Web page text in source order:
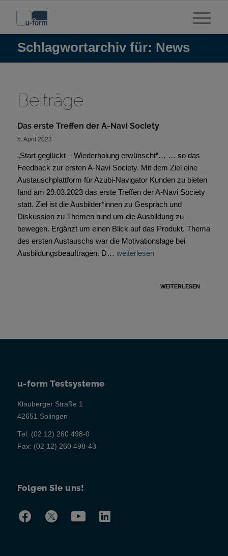
Schlagwortarchiv für: News
Beiträge
Das erste Treffen der A-Navi Society
5. April 2023
„Start geglückt – Wiederholung erwünscht“… … so das
Feedback zur ersten A-Navi Society. Mit dem Ziel eine
Austauschplattform für Azubi-Navigator Kunden zu bieten
fand am 29.03.2023 das erste Treffen der A-Navi Society
statt. Ziel ist die Ausbilder*innen zu Gespräch und
Diskussion zu Themen rund um die Ausbildung zu
bewegen. Ergänzt um einen Blick auf das Produkt. Thema
des ersten Austauschs war die Motivationslage bei
Ausbildungsbeauftragen. D… weiterlesen
WEITERLESEN
u-form Testsysteme
Klauberger Straße 1
42651 Solingen
Tel: (02 12) 260 498-0
Fax: (02 12) 260 498-43
Folgen Sie uns!